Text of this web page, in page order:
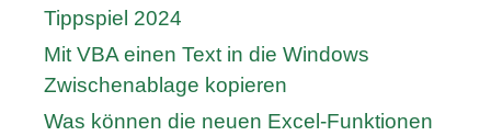
Tippspiel 2024
Mit VBA einen Text in die Windows
Zwischenablage kopieren
Was können die neuen Excel-Funktionen